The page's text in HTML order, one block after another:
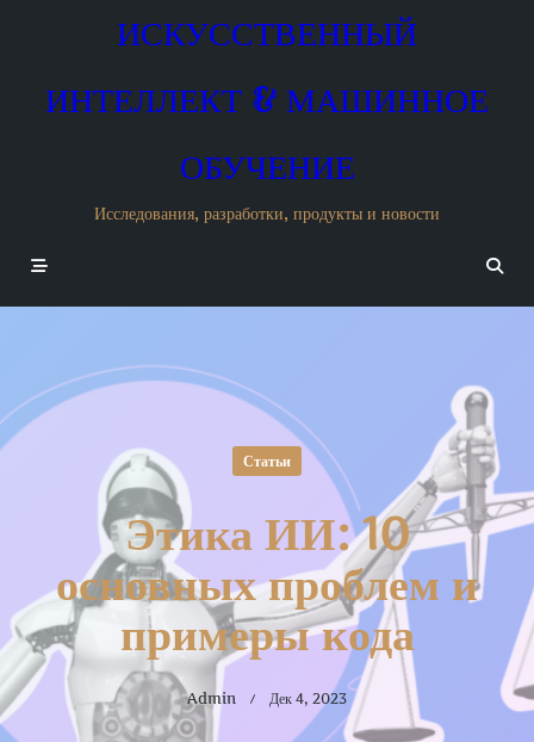
ИСКУССТВЕННЫЙ
ИНТЕЛЛЕКТ & МАШИННОЕ
ОБУЧЕНИЕ
Исследования, разработки, продукты и новости
Статьи
Этика ИИ: 10
основных проблем и
примеры кода
Admin Дек 4, 2023